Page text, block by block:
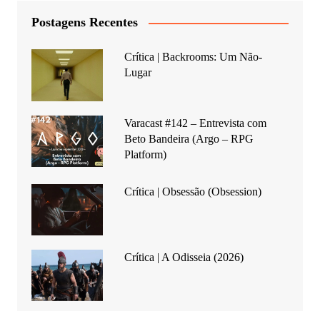
Postagens Recentes
Crítica | Backrooms: Um Não-
Lugar
Varacast #142 – Entrevista com
Beto Bandeira (Argo – RPG
Platform)
Crítica | Obsessão (Obsession)
Crítica | A Odisseia (2026)